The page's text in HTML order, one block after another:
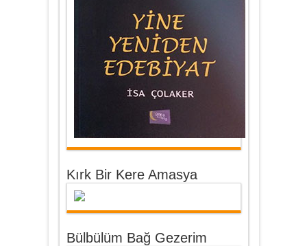
Kırk Bir Kere Amasya
Bülbülüm Bağ Gezerim